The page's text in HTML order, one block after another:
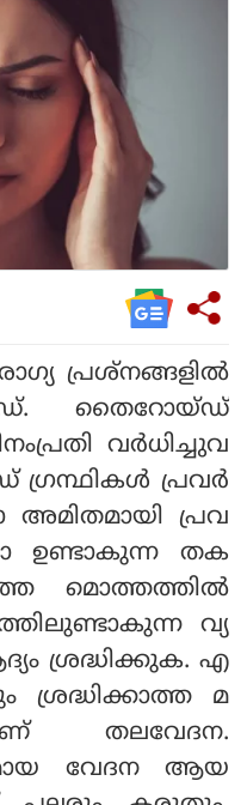
പ്രശ്നങ്ങളിൽ
തൈറോയ്ഡ്
വർധിച്ചുവ
പ്രവർ
പ്രവ
ഉണ്ടാകുന്ന തക
മൊത്തത്തിൽ
വ്യ
ശ്രദ്ധിക്കുക. എ
മ
തലവേദന.
വേദന ആയ